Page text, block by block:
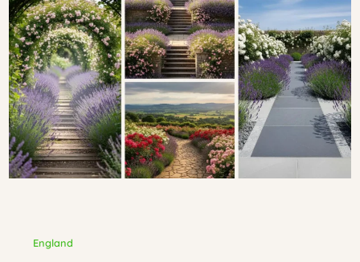
England